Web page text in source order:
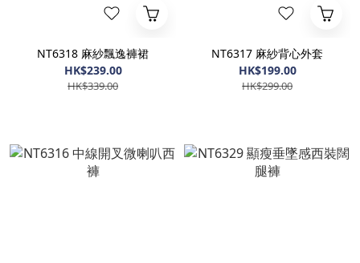
NT6318 麻紗飄逸褲裙
HK$239.00
HK$339.00
NT6317 麻紗背心外套
HK$199.00
HK$299.00